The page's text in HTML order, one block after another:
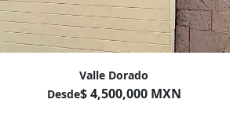
Valle Dorado
Desde$ 4,500,000 MXN